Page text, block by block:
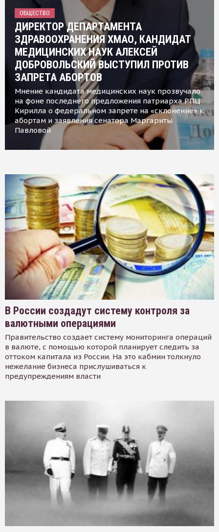
ОБЩЕСТВО
ДИРЕКТОР ДЕПАРТАМЕНТА
ЗДРАВООХРАНЕНИЯ ХМАО, КАНДИДАТ
МЕДИЦИНСКИХ НАУК АЛЕКСЕЙ
ДОБРОВОЛЬСКИЙ ВЫСТУПИЛ ПРОТИВ
ЗАПРЕТА АБОРТОВ
Мнение кандидата медицинских наук прозвучало
на фоне последнего предложения патриарха РПЦ
Кирилла о федеральном запрете на «склонение» к
абортам и заявления сенатора Маргариты
Павловой
В России создадут систему контроля за
валютными операциями
Правительство создает систему мониторинга операций
в валюте, с помощью которой планирует следить за
оттоком капитала из России. На это кабмин толкнуло
нежелание бизнеса прислушиваться к
предупреждениям власти